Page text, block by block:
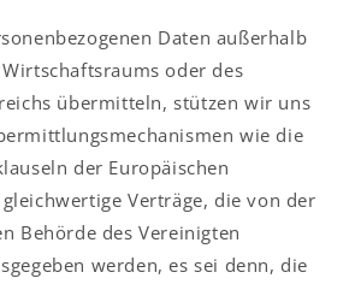
Daten außerhalb
oder des
übermitteln, stützen wir uns
wie die
der Europäischen
Verträge, die von der
Behörde des Vereinigten
werden, es sei denn, die